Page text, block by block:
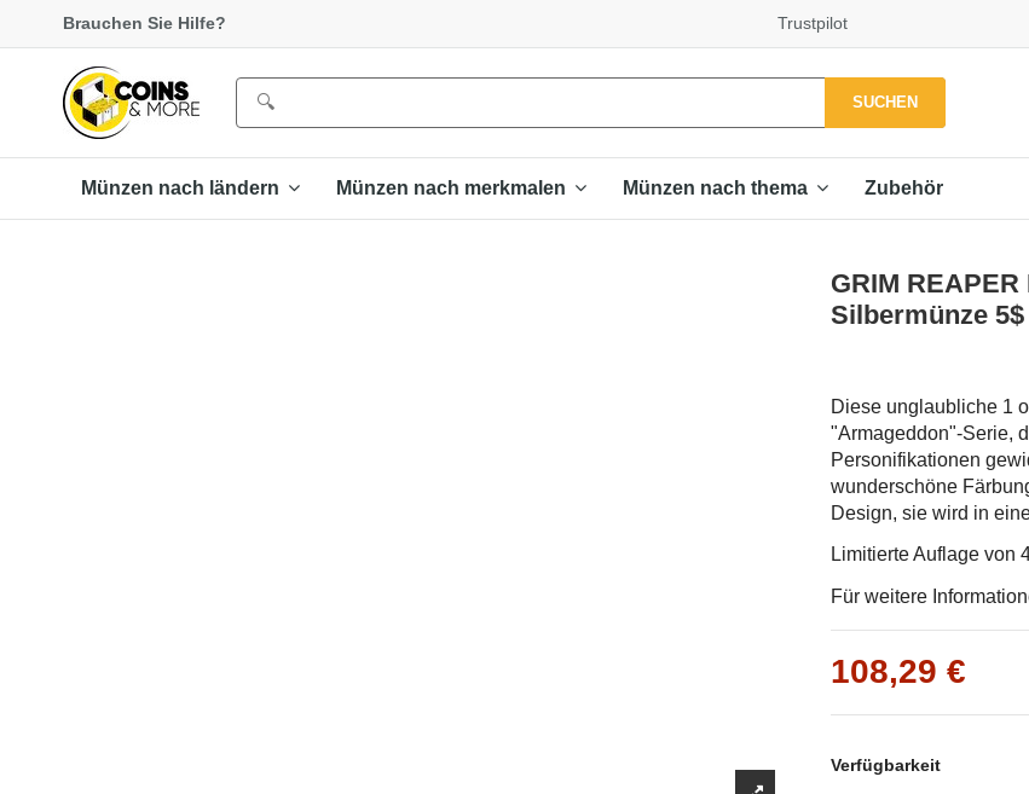
Brauchen Sie Hilfe? Trustpilot
SUCHEN
Münzen nach ländern Münzen nach merkmalen Münzen nach thema Zubehör
GRIM
Silbermünze
Diese unglaubliche 1
"Armageddon"-Serie,
Personifikationen
wunderschöne
Design, sie wird in
Limitierte Auflage von
Für weitere
108,29 €
Verfügbarkeit